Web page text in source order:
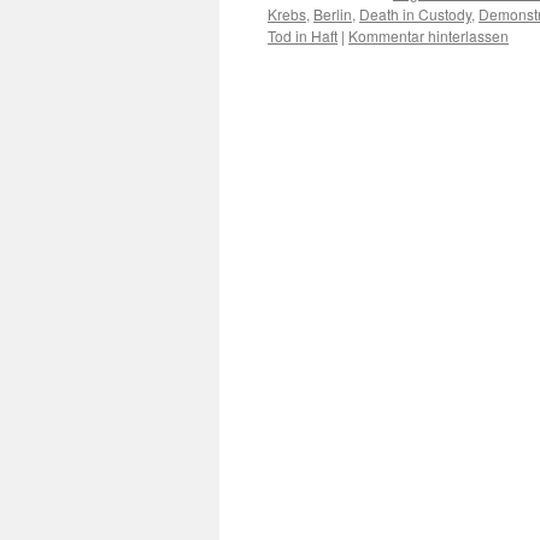
Krebs, Berlin, Death in Custody,
Tod in Haft | Kommentar hinterlassen